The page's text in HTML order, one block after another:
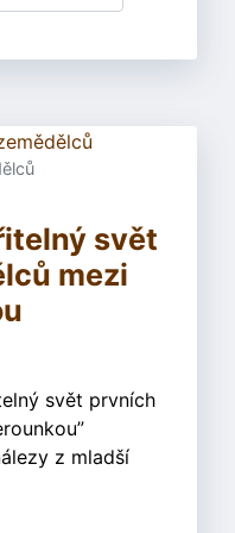
svět
mezi
svět prvních
z mladší